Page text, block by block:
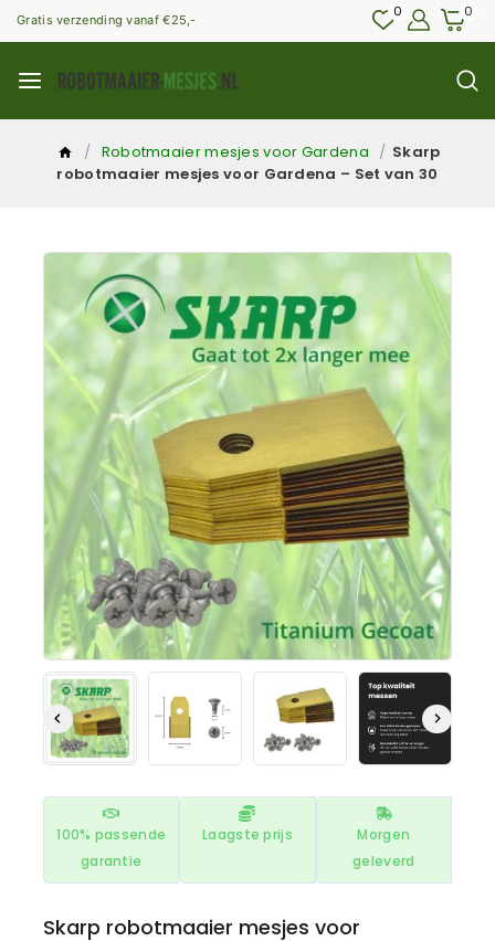
Gratis verzending vanaf €25,- 0 0
/ Robotmaaier mesjes voor Gardena / Skarp
robotmaaier mesjes voor Gardena – Set van 30
100% passende
garantie
Laagste prijs
Morgen
geleverd
Skarp robotmaaier mesjes voor